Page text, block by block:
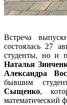
Встреча
состоялась 27
студенты, но и
Наталья
Александра
бывшим
Сыщенко,
математический